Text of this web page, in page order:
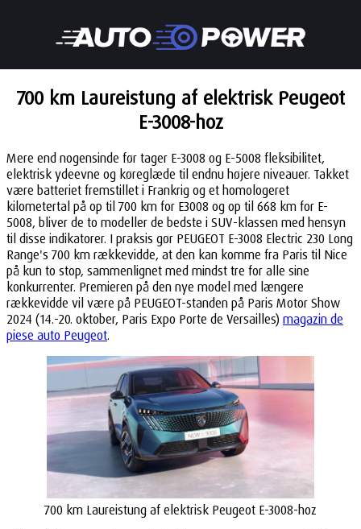
700 km Laureistung af elektrisk Peugeot
E-3008-hoz
Mere end nogensinde før tager E-3008 og E-5008 fleksibilitet,
elektrisk ydeevne og køreglæde til endnu højere niveauer. Takket
være batteriet fremstillet i Frankrig og et homologeret
kilometertal på op til 700 km for E3008 og op til 668 km for E-
5008, bliver de to modeller de bedste i SUV-klassen med hensyn
til disse indikatorer. I praksis gør PEUGEOT E-3008 Electric 230 Long
Range's 700 km rækkevidde, at den kan komme fra Paris til Nice
på kun to stop, sammenlignet med mindst tre for alle sine
konkurrenter. Premieren på den nye model med længere
rækkevidde vil være på PEUGEOT-standen på Paris Motor Show
2024 (14.-20. oktober, Paris Expo Porte de Versailles) magazin de
piese auto Peugeot.
700 km Laureistung af elektrisk Peugeot E-3008-hoz